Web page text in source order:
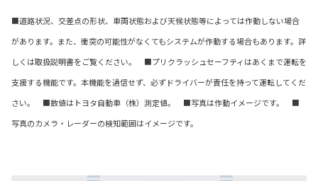
■道路状況、交差点の形状、車両状態および天候状態等によっては作動しない場合
があります。また、衝突の可能性がなくてもシステムが作動する場合もあります。詳
しくは取扱説明書をご覧ください。 ■プリクラッシュセーフティはあくまで運転を
支援する機能です。本機能を過信せず、必ずドライバーが責任を持って運転してくだ
さい。 ■数値はトヨタ自動車（株）測定値。 ■写真は作動イメージです。 ■
写真のカメラ・レーダーの検知範囲はイメージです。